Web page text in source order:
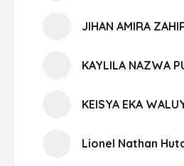
JIHAN AMIRA
KAYLILA NAZWA
KEISYA EKA
Lionel Nathan